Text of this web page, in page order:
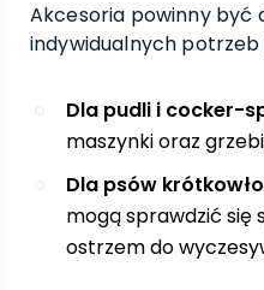
Akcesoria powinny być
indywidualnych potrzeb
Dla pudli i cocker-
maszynki oraz
Dla psów
mogą sprawdzić się
ostrzem do